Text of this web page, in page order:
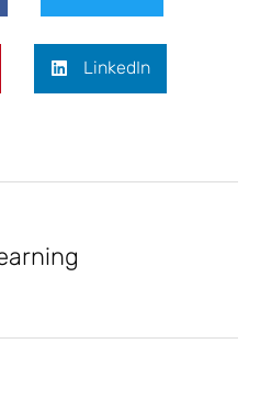
LinkedIn